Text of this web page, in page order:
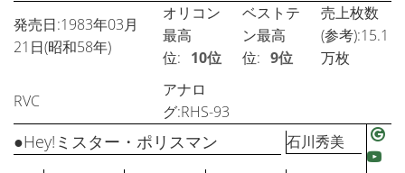
発売日:1983年03月
21日(昭和58年)
オリコン
最高
位: 10位
ベストテ
ン最高
位: 9位
売上枚数
(参考):15.1
万枚
RVC
アナロ
グ:RHS-93
●Hey!ミスター・ポリスマン 石川秀美